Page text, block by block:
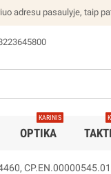
adresu pasaulyje, taip
OPTIKA
KARINIS